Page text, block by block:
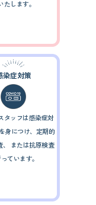
たします。
染症対策
タッフは感染症対
身につけ、定期的
または抗原検査
ています。